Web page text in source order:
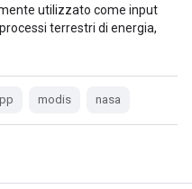
utilizzato come input
terrestri di energia,
modis nasa